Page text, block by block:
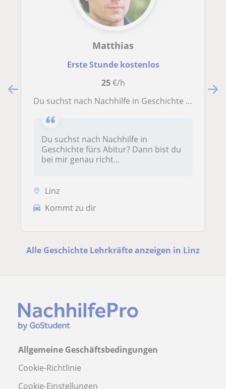
Matthias
Erste Stunde kostenlos
25€/h
Du suchst nach Nachhilfe in Geschichte fürs Abitur?
Du suchst nach Nachhilfe in
Geschichte fürs Abitur? Dann bist du
bei mir genau richt...
Linz
Kommt zu dir
Alle Geschichte Lehrkräfte anzeigen in Linz
Allgemeine Geschäftsbedingungen
Cookie-Richtlinie
Cookie-Einstellungen